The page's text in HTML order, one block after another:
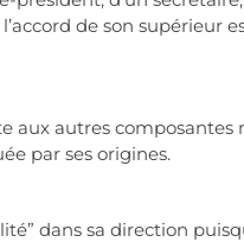
de son
aux autres
par ses origines.
dans sa direction